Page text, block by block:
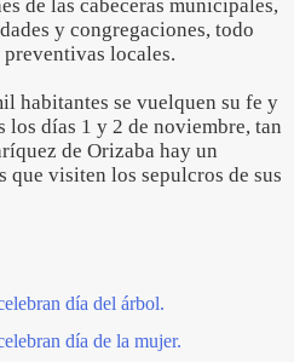
de las cabeceras municipales,
y congregaciones, todo
locales.
habitantes se vuelquen su fe y
días 1 y 2 de noviembre, tan
de Orizaba hay un
que visiten los sepulcros de sus
día del árbol.
día de la mujer.